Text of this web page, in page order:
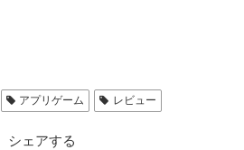
アプリゲーム レビュー
シェアする